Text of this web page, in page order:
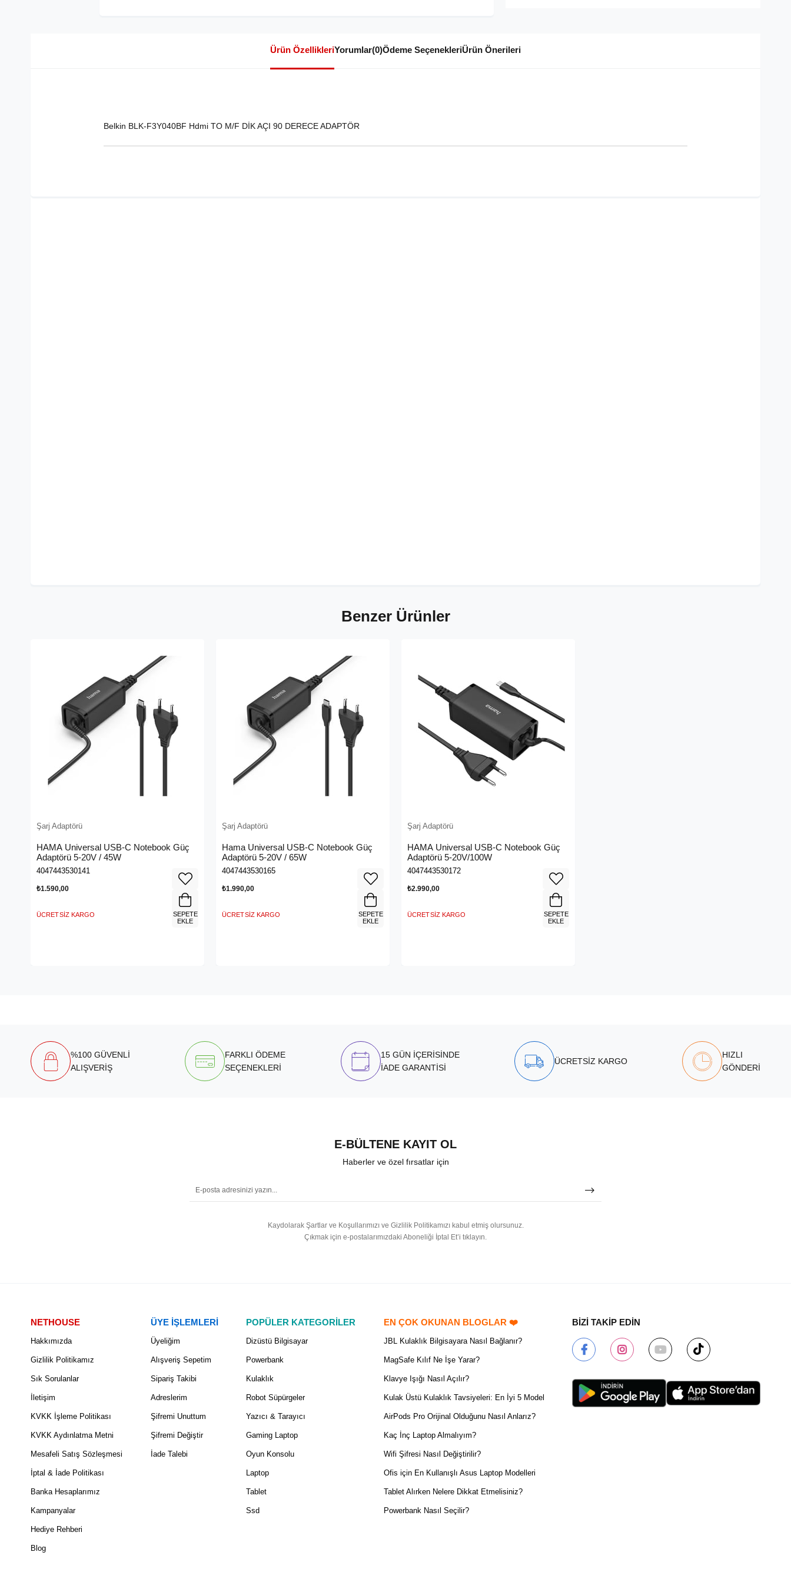
Ürün ÖzellikleriYorumlar(0)Ödeme SeçenekleriÜrün Önerileri
Belkin BLK-F3Y040BF Hdmi TO M/F DİK AÇI 90 DERECE ADAPTÖR
Benzer Ürünler
Şarj Adaptörü
HAMA Universal USB-C Notebook Güç
Adaptörü 5-20V / 45W
4047443530141
₺1.590,00
ÜCRETSIZ KARGO
SEPETE
EKLE
Şarj Adaptörü
Hama Universal USB-C Notebook Güç
Adaptörü 5-20V / 65W
4047443530165
₺1.990,00
ÜCRETSIZ KARGO
SEPETE
EKLE
Şarj Adaptörü
HAMA Universal USB-C Notebook Güç
Adaptörü 5-20V/100W
4047443530172
₺2.990,00
ÜCRETSIZ KARGO
SEPETE
EKLE
%100 GÜVENLİ
ALIŞVERİŞ
FARKLI ÖDEME
SEÇENEKLERİ
15 GÜN İÇERİSİNDE
İADE GARANTİSİ
ÜCRETSİZ KARGO
HIZLI
GÖNDERİ
E-BÜLTENE KAYIT OL
Haberler ve özel fırsatlar için
Kaydolarak Şartlar ve Koşullarımızı ve Gizlilik Politikamızı kabul etmiş olursunuz.
Çıkmak için e-postalarımızdaki Aboneliği İptal Et’i tıklayın.
NETHOUSE
Hakkımızda
Gizlilik Politikamız
Sık Sorulanlar
İletişim
KVKK İşleme Politikası
KVKK Aydınlatma Metni
Mesafeli Satış Sözleşmesi
İptal & İade Politikası
Banka Hesaplarımız
Kampanyalar
Hediye Rehberi
Blog
ÜYE İŞLEMLERİ
Üyeliğim
Alışveriş Sepetim
Sipariş Takibi
Adreslerim
Şifremi Unuttum
Şifremi Değiştir
İade Talebi
POPÜLER KATEGORİLER
Dizüstü Bilgisayar
Powerbank
Kulaklık
Robot Süpürgeler
Yazıcı & Tarayıcı
Gaming Laptop
Oyun Konsolu
Laptop
Tablet
Ssd
EN ÇOK OKUNAN BLOGLAR ❤️
JBL Kulaklık Bilgisayara Nasıl Bağlanır?
MagSafe Kılıf Ne İşe Yarar?
Klavye Işığı Nasıl Açılır?
Kulak Üstü Kulaklık Tavsiyeleri: En İyi 5 Model
AirPods Pro Orijinal Olduğunu Nasıl Anlarız?
Kaç İnç Laptop Almalıyım?
Wifi Şifresi Nasıl Değiştirilir?
Ofis için En Kullanışlı Asus Laptop Modelleri
Tablet Alırken Nelere Dikkat Etmelisiniz?
Powerbank Nasıl Seçilir?
BİZİ TAKİP EDİN